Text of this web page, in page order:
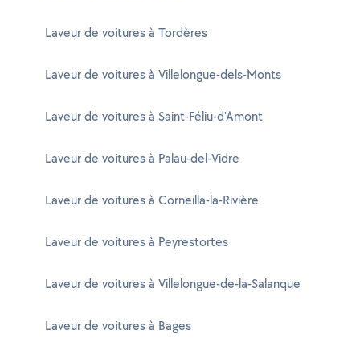
Laveur de voitures à Tordères
Laveur de voitures à Villelongue-dels-Monts
Laveur de voitures à Saint-Féliu-d'Amont
Laveur de voitures à Palau-del-Vidre
Laveur de voitures à Corneilla-la-Rivière
Laveur de voitures à Peyrestortes
Laveur de voitures à Villelongue-de-la-Salanque
Laveur de voitures à Bages